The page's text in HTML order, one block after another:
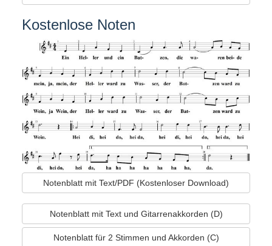
Kostenlose Noten
Notenblatt mit Text/PDF (Kostenloser Download)
Notenblatt mit Text und Gitarrenakkorden (D)
Notenblatt für 2 Stimmen und Akkorden (C)